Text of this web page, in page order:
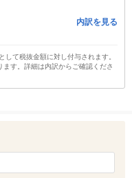
内訳を見る
て税抜金額に対し付与されます。
す。詳細は内訳からご確認くださ